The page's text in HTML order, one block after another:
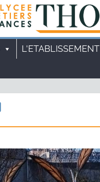
L'ETABLISSEMENT